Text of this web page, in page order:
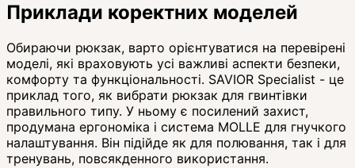
Приклади коректних моделей
Обираючи рюкзак, варто орієнтуватися на перевірені
моделі, які враховують усі важливі аспекти безпеки,
комфорту та функціональності. SAVIOR Specialist - це
приклад того, як вибрати рюкзак для гвинтівки
правильного типу. У ньому є посилений захист,
продумана ергономіка і система MOLLE для гнучкого
налаштування. Він підійде як для полювання, так і для
тренувань, повсякденного використання.